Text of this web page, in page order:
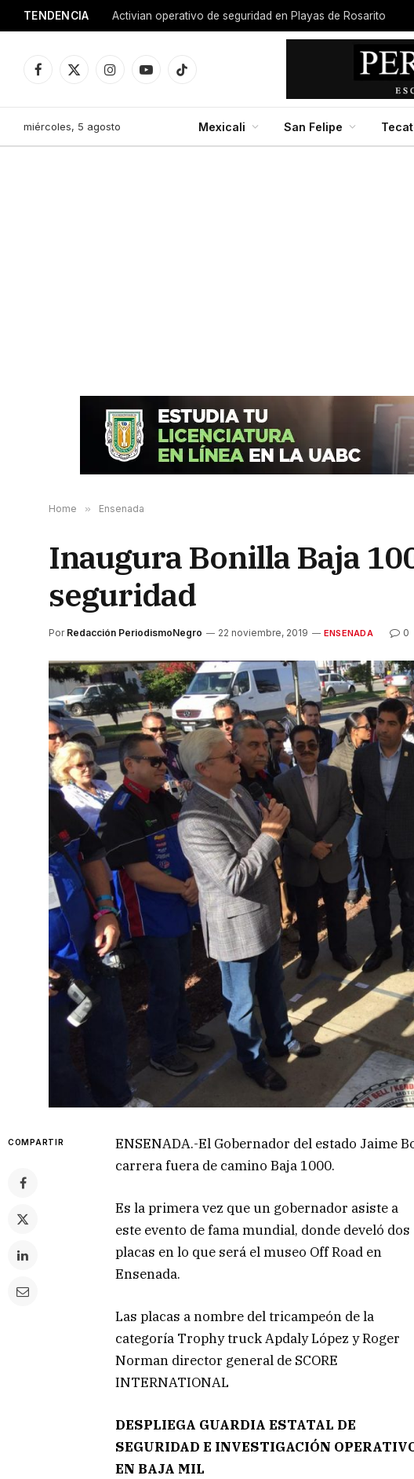
TENDENCIA Activian operativo de seguridad en Playas de Rosarito
Facebook
X
InstagramYouTubeTikTok
miércoles, 5 agosto Mexicali San Felipe
Home » Ensenada
Inaugura Bonilla Baja
seguridad
Por Redacción PeriodismoNegro 22 noviembre, 2019 ENSENADA 0
COMPARTIR
ENSENADA.-El Gobernador del estado Jaime
carrera fuera de camino Baja 1000.
Es la primera vez que un gobernador asiste a
este evento de fama mundial, donde develó dos
placas en lo que será el museo Off Road en
Ensenada.
Las placas a nombre del tricampeón de la
categoría Trophy truck Apdaly López y Roger
Norman director general de SCORE
INTERNATIONAL
DESPLIEGA GUARDIA ESTATAL DE
SEGURIDAD E INVESTIGACIÓN
EN BAJA MIL